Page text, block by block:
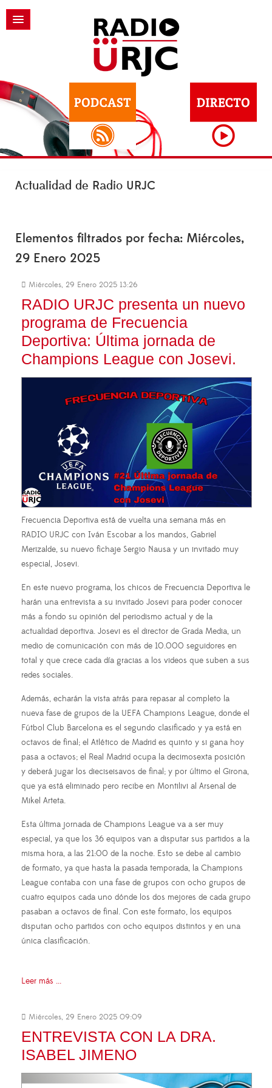
Actualidad de Radio URJC
Elementos filtrados por fecha: Miércoles,
29 Enero 2025
Miércoles, 29 Enero 2025 13:26
RADIO URJC presenta un nuevo
programa de Frecuencia
Deportiva: Última jornada de
Champions League con Josevi.
Frecuencia Deportiva está de vuelta una semana más en
RADIO URJC con Iván Escobar a los mandos, Gabriel
Merizalde, su nuevo fichaje Sergio Nausa y un invitado muy
especial, Josevi.
En este nuevo programa, los chicos de Frecuencia Deportiva le
harán una entrevista a su invitado Josevi para poder conocer
más a fondo su opinión del periodismo actual y de la
actualidad deportiva. Josevi es el director de Grada Media, un
medio de comunicación con más de 10.000 seguidores en
total y que crece cada día gracias a los videos que suben a sus
redes sociales.
Además, echarán la vista atrás para repasar al completo la
nueva fase de grupos de la UEFA Champions League, donde el
Fútbol Club Barcelona es el segundo clasificado y ya está en
octavos de final; el Atlético de Madrid es quinto y si gana hoy
pasa a octavos; el Real Madrid ocupa la decimosexta posición
y deberá jugar los dieciseisavos de final; y por último el Girona,
que ya está eliminado pero recibe en Montilivi al Arsenal de
Mikel Arteta.
Esta última jornada de Champions League va a ser muy
especial, ya que los 36 equipos van a disputar sus partidos a la
misma hora, a las 21:00 de la noche. Esto se debe al cambio
de formato, ya que hasta la pasada temporada, la Champions
League contaba con una fase de grupos con ocho grupos de
cuatro equipos cada uno dónde los dos mejores de cada grupo
pasaban a octavos de final. Con este formato, los equipos
disputan ocho partidos con ocho equipos distintos y en una
única clasificación.
Leer más ...
Miércoles, 29 Enero 2025 09:09
ENTREVISTA CON LA DRA.
ISABEL JIMENO